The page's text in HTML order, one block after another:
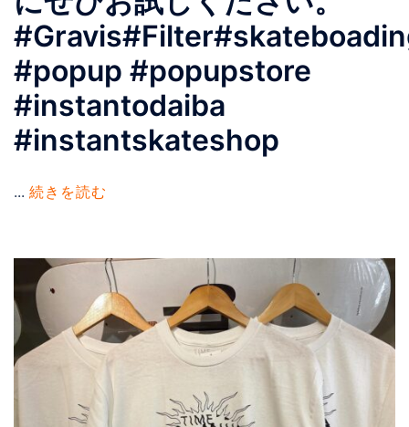
#popup #popupstore
#instantodaiba
#instantskateshop
... 続きを読む